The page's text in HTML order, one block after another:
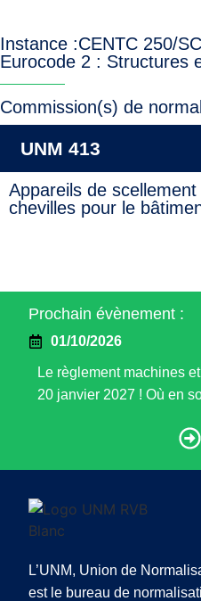
Instance :CENTC 250/
Eurocode 2 : Structures
Commission(s) de
UNM 413
Appareils de
chevilles pour le
Prochain évènement :
01/10/2026
Le règlement machines
20 janvier 2027 ! Où en
L’UNM, Union de
est le bureau de